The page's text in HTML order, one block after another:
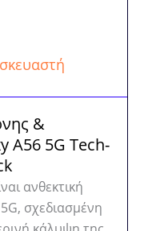
&
A56 5G Tech-
ανθεκτική
σχεδιασμένη